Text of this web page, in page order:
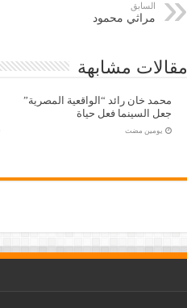
السابق
مراثي محمود
مقالات مشابهة
محمد خان رائد “الواقعية المصرية”
جعل السينما فعل حياة
‏يومين مضت